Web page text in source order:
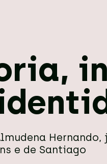
Hernando,
e de Santiago